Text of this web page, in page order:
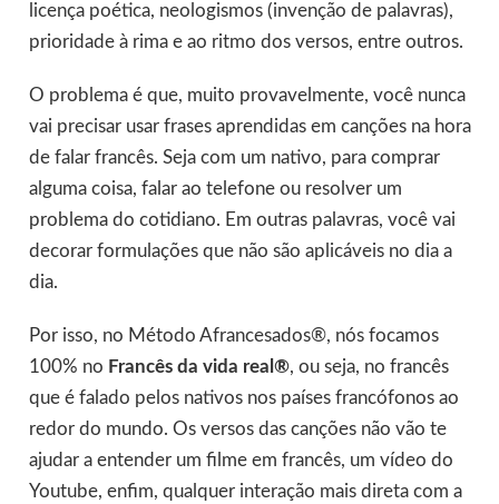
licença poética, neologismos (invenção de palavras),
prioridade à rima e ao ritmo dos versos, entre outros.
O problema é que, muito provavelmente, você nunca
vai precisar usar frases aprendidas em canções na hora
de falar francês. Seja com um nativo, para comprar
alguma coisa, falar ao telefone ou resolver um
problema do cotidiano. Em outras palavras, você vai
decorar formulações que não são aplicáveis no dia a
dia.
Por isso, no Método Afrancesados®, nós focamos
100% no Francês da vida real®, ou seja, no francês
que é falado pelos nativos nos países francófonos ao
redor do mundo. Os versos das canções não vão te
ajudar a entender um filme em francês, um vídeo do
Youtube, enfim, qualquer interação mais direta com a